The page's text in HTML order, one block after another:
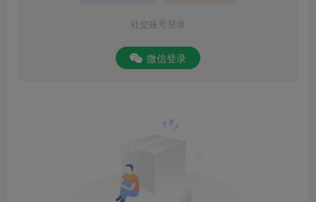
社交账号登录
微信登录